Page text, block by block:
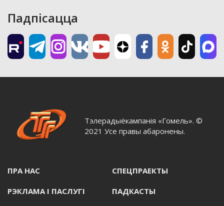
Падпісацца
Тэлерадыёкампанія «Гомель». ©
2021 Усе правы абаронены.
ПРА НАС СПЕЦПРАЕКТЫ
РЭКЛАМА I ПАСЛУГI ПАДКАСТЫ